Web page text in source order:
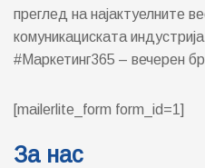
преглед на најактуелните
комуникациската
#Маркетинг365 – вечерен
[mailerlite_form form_id=1]
За нас